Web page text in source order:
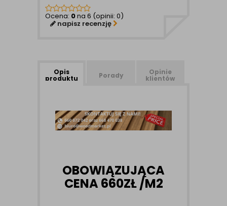
Ocena: 0na 6 (opinii: 0)
napisz recenzję
Opis
produktu Porady Opinie
klientów
OBOWIĄZUJĄCA
CENA 660ZŁ /M2